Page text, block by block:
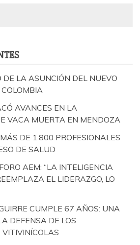
DE LA ASUNCIÓN DEL NUEVO
AVANCES EN LA
VACA MUERTA EN MENDOZA
DE 1.800 PROFESIONALES
DE SALUD
AEM: “LA INTELIGENCIA
EL LIDERAZGO, LO
CUMPLE 67 AÑOS: UNA
DEFENSA DE LOS